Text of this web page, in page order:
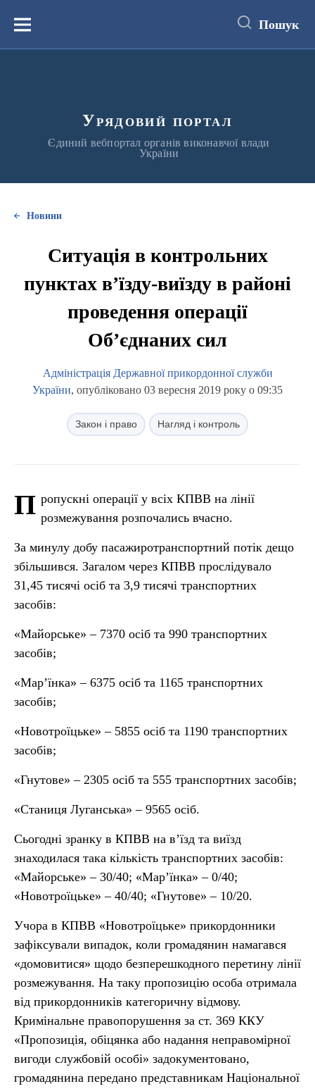
вмістуМеню Пошук
Урядовий портал
Єдиний вебпортал органів виконавчої влади
України
Новини
Ситуація в контрольних
пунктах в’їзду-виїзду в районі
проведення операції
Об’єднаних сил
Адміністрація Державної прикордонної служби
України, опубліковано 03 вересня 2019 року о 09:35
Закон і право Нагляд і контроль
П ропускні операції у всіх КПВВ на лінії
розмежування розпочались вчасно.
За минулу добу пасажиротранспортний потік дещо
збільшився. Загалом через КПВВ прослідувало
31,45 тисячі осіб та 3,9 тисячі транспортних
засобів:
«Майорське» – 7370 осіб та 990 транспортних
засобів;
«Мар’їнка» – 6375 осіб та 1165 транспортних
засобів;
«Новотроїцьке» – 5855 осіб та 1190 транспортних
засобів;
«Гнутове» – 2305 осіб та 555 транспортних засобів;
«Станиця Луганська» – 9565 осіб.
Сьогодні зранку в КПВВ на в’їзд та виїзд
знаходилася така кількість транспортних засобів:
«Майорське» – 30/40; «Мар’їнка» – 0/40;
«Новотроїцьке» – 40/40; «Гнутове» – 10/20.
Учора в КПВВ «Новотроїцьке» прикордонники
зафіксували випадок, коли громадянин намагався
«домовитися» щодо безперешкодного перетину лінії
розмежування. На таку пропозицію особа отримала
від прикордонників категоричну відмову.
Кримінальне правопорушення за ст. 369 ККУ
«Пропозиція, обіцянка або надання неправомірної
вигоди службовій особі» задокументовано,
громадянина передано представникам Національної